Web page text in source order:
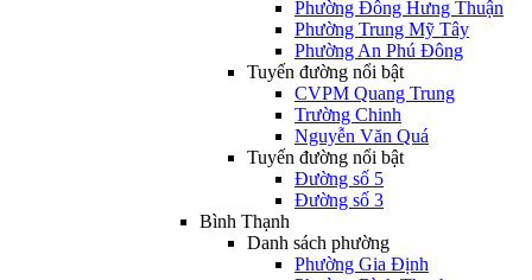
Phường Đông Hưng Thuận
Phường Trung Mỹ Tây
Phường An Phú Đông
Tuyến đường nổi bật
CVPM Quang Trung
Trường Chinh
Nguyễn Văn Quá
Tuyến đường nổi bật
Đường số 5
Đường số 3
Bình Thạnh
Danh sách phường
Phường Gia Định